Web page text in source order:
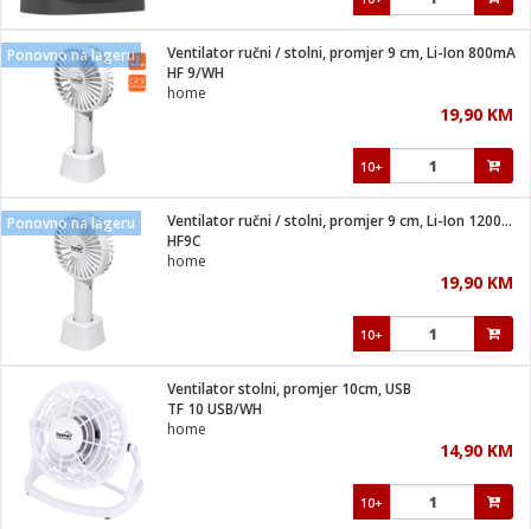
mesa
ostalo
pribor
pribor
program
pribor
materijal
i kutije
zraka
gorivo
Ponovno na lageru
Ventilator ručni / stolni, promjer 9 cm, Li-Ion 800mA
HF 9/WH
home
19,90 KM
10+
Ponovno na lageru
Ventilator ručni / stolni, promjer 9 cm, Li-Ion 1200mA,4W
HF9C
home
19,90 KM
10+
Ventilator stolni, promjer 10cm, USB
TF 10 USB/WH
home
14,90 KM
10+